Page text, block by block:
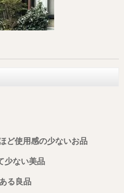
ど使用感の少ないお品
少ない美品
る良品